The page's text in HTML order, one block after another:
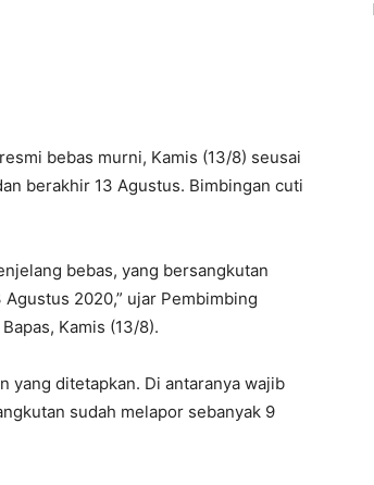
bebas murni, Kamis (13/8) seusai
berakhir 13 Agustus. Bimbingan cuti
bebas, yang bersangkutan
2020,” ujar Pembimbing
Kamis (13/8).
yang ditetapkan. Di antaranya wajib
sudah melapor sebanyak 9